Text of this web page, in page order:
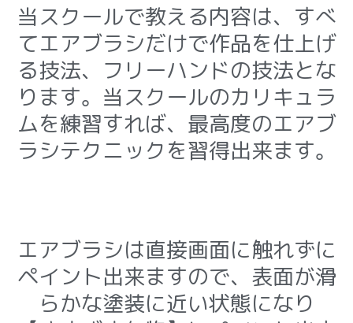
当スクールで教える内容は、すべ
てエアブラシだけで作品を仕上げ
る技法、フリーハンドの技法とな
ります。当スクールのカリキュラ
ムを練習すれば、最高度のエアブ
ラシテクニックを習得出来ます。
エアブラシは直接画面に触れずに
ペイント出来ますので、表面が滑
らかな塗装に近い状態になり